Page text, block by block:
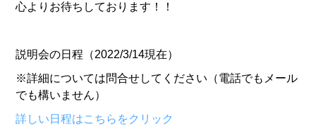
心よりお待ちしております！！
説明会の日程（2022/3/14現在）
※詳細については問合せしてください（電話でもメール
でも構いません）
詳しい日程はこちらをクリック